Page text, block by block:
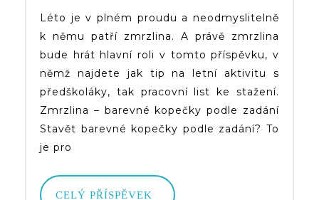
Pořadí,
Léto je v plném proudu a neodmyslitelně
k němu patří zmrzlina. A právě zmrzlina
bude hrát hlavní roli v tomto příspěvku, v
němž najdete jak tip na letní aktivitu s
předškoláky, tak pracovní list ke stažení.
Zmrzlina – barevné kopečky podle zadání
Stavět barevné kopečky podle zadání? To
je pro
CELÝ PŘÍSPĚVEK
CELÝ